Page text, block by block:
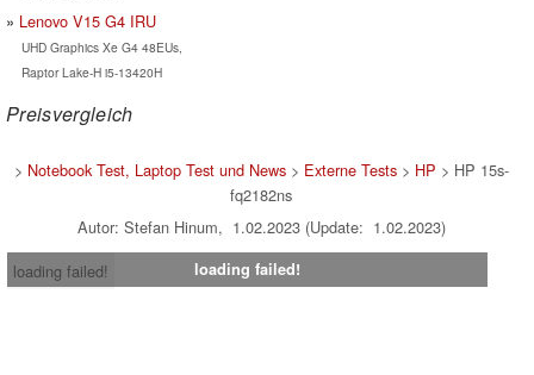
Lenovo V15 G4 IRU
UHD Graphics Xe G4 48EUs,
Raptor Lake-H i5-13420H
Preisvergleich
> Notebook Test, Laptop Test und News> Externe Tests> HP > HP 15s-
fq2182ns
Autor: Stefan Hinum, 1.02.2023 (Update: 1.02.2023)
loading failed!
loading failed!